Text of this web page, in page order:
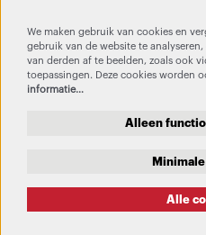
We maken gebruik van cookies en
gebruik van de website te
van derden af te beelden, zoals ook
toepassingen. Deze cookies worden
informatie…
Alleen
Alle